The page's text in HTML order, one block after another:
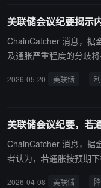
美联储会议纪要揭示
ChainCatcher 消息，据
及通胀严重程度的分歧
官员越来越多，担心通胀
2026-05-20 美联储
美联储会议纪要，若
ChainCatcher 消息，据
者认为，若通胀按预期
2026-04-08 美联储